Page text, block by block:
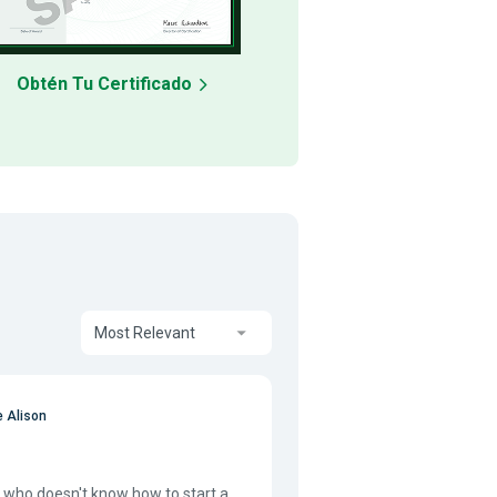
Obtén Tu Certificado
Most Relevant
Alison
doesn't know how to start a